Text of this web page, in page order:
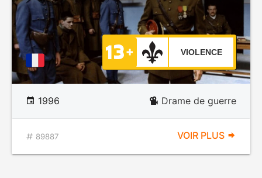
VIOLENCE
1996 Drame de guerre
89887 VOIR PLUS